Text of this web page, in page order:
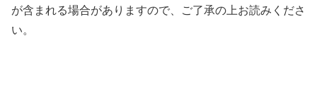
が含まれる場合がありますので、ご了承の上お読みくださ
い。